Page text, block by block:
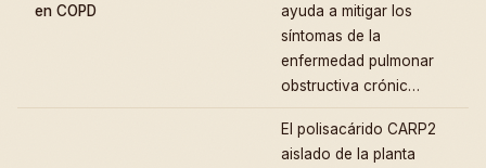
en COPD
ayuda a mitigar los
síntomas de la
enfermedad pulmonar
obstructiva crónic…
El polisacárido CARP2
aislado de la planta